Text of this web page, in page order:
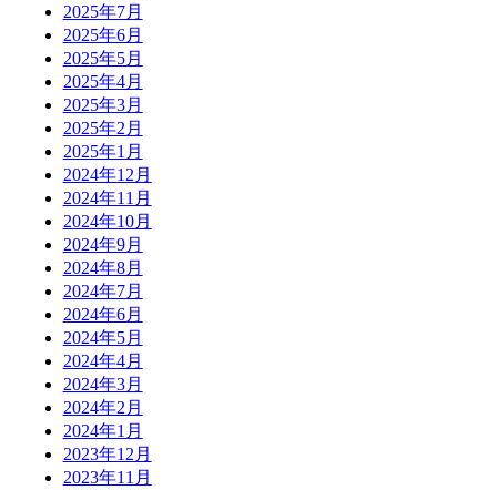
2025年7月
2025年6月
2025年5月
2025年4月
2025年3月
2025年2月
2025年1月
2024年12月
2024年11月
2024年10月
2024年9月
2024年8月
2024年7月
2024年6月
2024年5月
2024年4月
2024年3月
2024年2月
2024年1月
2023年12月
2023年11月